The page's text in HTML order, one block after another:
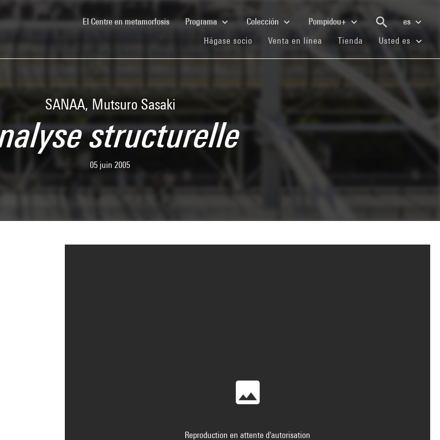
El Centre en metamorfosis(current)Programa Colección Pompidou+
es
Hágase socio (current)
Venta en línea (current)
Tienda (current)
Usted es
SANAA, Mutsuro Sasaki
structurelle
05 juin 2005
Reproduction en attente d'autorisation